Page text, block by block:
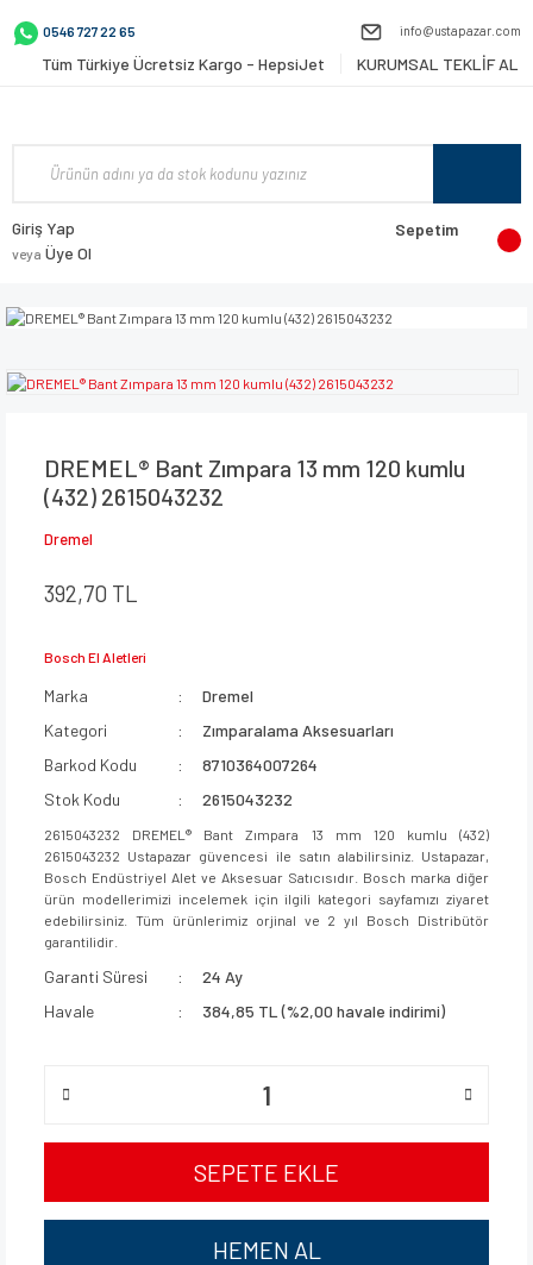
0546 727 22 65 info@ustapazar.com
Tüm Türkiye Ücretsiz Kargo - HepsiJet KURUMSAL TEKLİF AL
Giriş Yap
veya Üye Ol
Sepetim
DREMEL® Bant Zımpara 13 mm 120 kumlu
(432) 2615043232
Dremel
392,70 TL
Bosch El Aletleri
Marka
Dremel
Kategori
Zımparalama Aksesuarları
Barkod Kodu
8710364007264
Stok Kodu
2615043232
2615043232 DREMEL® Bant Zımpara 13 mm 120 kumlu (432)
2615043232 Ustapazar güvencesi ile satın alabilirsiniz. Ustapazar,
Bosch Endüstriyel Alet ve Aksesuar Satıcısıdır. Bosch marka diğer
ürün modellerimizi incelemek için ilgili kategori sayfamızı ziyaret
edebilirsiniz. Tüm ürünlerimiz orjinal ve 2 yıl Bosch Distribütör
garantilidir.
Garanti Süresi
24 Ay
Havale
384,85 TL (%2,00 havale indirimi)
SEPETE EKLE
HEMEN AL